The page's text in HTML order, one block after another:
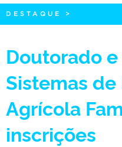
DESTAQUE >
Doutorado
Sistemas
Agrícola
inscrições